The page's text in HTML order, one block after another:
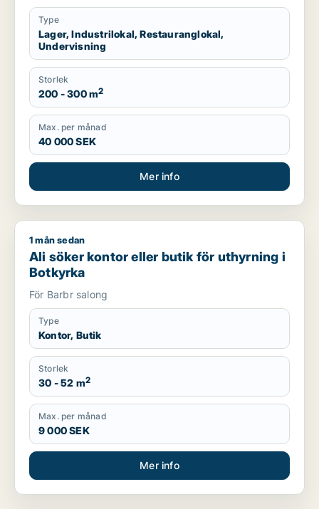
Type
Lager, Industrilokal, Restauranglokal,
Undervisning
Storlek
200 - 300 m2
Max. per månad
40 000 SEK
Mer info
Ali söker kontor eller butik för uthyrning i Botkyrka
1 mån sedan
Ali söker kontor eller butik för uthyrning i
Botkyrka
För Barbr salong
Type
Kontor, Butik
Storlek
30 - 52 m2
Max. per månad
9 000 SEK
Mer info